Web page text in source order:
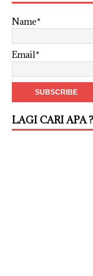
Name*
Email*
LAGI CARI APA